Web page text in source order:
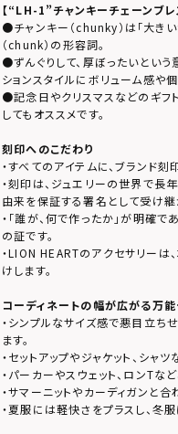
【“LH-1”チャンキーチェーンブ
●チャンキー（chunky）は「大き
（chunk）の形容詞。
●ずんぐりして、厚ぼったいとい
ションスタイルにボリューム感や
●記念日やクリスマスなどのギフ
してもオススメです。
刻印へのこだわり
・すべてのアイテムに、ブランド
・刻印は、ジュエリーの世界で長
由来を保証する署名として受け継
・「誰が、何で作ったか」が明確
の証です。
・LION HEARTのアクセサリーは
けします。
コーディネートの幅が広がる万
・シンプルなサイズ感で悪目立ち
ます。
・セットアップやジャケット、シ
・パーカーやスウェット、ロンTな
・サマーニットやカーディガンと
・夏服には軽快さをプラスし、冬